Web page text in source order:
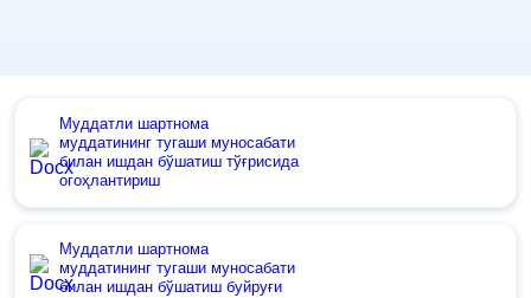
Муддатли шартнома
муддатининг тугаши муносабати
билан ишдан бўшатиш тўғрисида
огоҳлантириш
Муддатли шартнома
муддатининг тугаши муносабати
билан ишдан бўшатиш буйруғи